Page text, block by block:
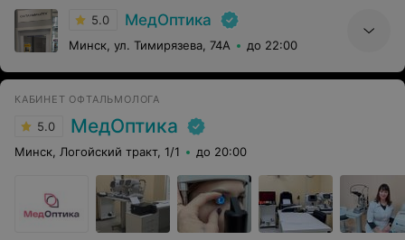
5.0 МедОптика
Минск, ул. Тимирязева, 74А до 22:00
КАБИНЕТ ОФТАЛЬМОЛОГА
5.0 МедОптика
Минск, Логойский тракт, 1/1 до 20:00